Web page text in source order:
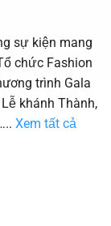
sự kiện mang
chức Fashion
trình Gala
khánh Thành,
Xem tất cả